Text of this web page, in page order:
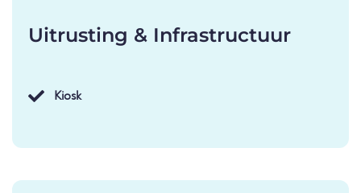
Uitrusting & Infrastructuur
Kiosk